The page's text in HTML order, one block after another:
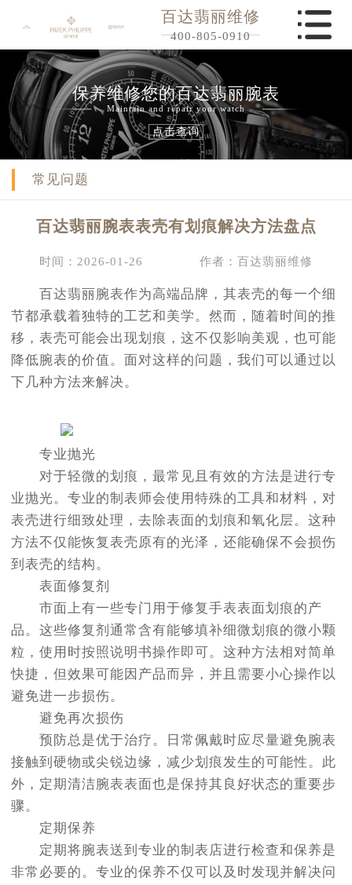
百达翡丽维修
400-805-0910
保养维修您的百达翡丽腕表
Maintain and repair your watch
点击查询
常见问题
百达翡丽腕表表壳有划痕解决方法盘点
时间：2026-01-26 作者：百达翡丽维修
百达翡丽腕表作为高端品牌，其表壳的每一个细
节都承载着独特的工艺和美学。然而，随着时间的推
移，表壳可能会出现划痕，这不仅影响美观，也可能
降低腕表的价值。面对这样的问题，我们可以通过以
下几种方法来解决。
专业抛光
对于轻微的划痕，最常见且有效的方法是进行专
业抛光。专业的制表师会使用特殊的工具和材料，对
表壳进行细致处理，去除表面的划痕和氧化层。这种
方法不仅能恢复表壳原有的光泽，还能确保不会损伤
到表壳的结构。
表面修复剂
市面上有一些专门用于修复手表表面划痕的产
品。这些修复剂通常含有能够填补细微划痕的微小颗
粒，使用时按照说明书操作即可。这种方法相对简单
快捷，但效果可能因产品而异，并且需要小心操作以
避免进一步损伤。
避免再次损伤
预防总是优于治疗。日常佩戴时应尽量避免腕表
接触到硬物或尖锐边缘，减少划痕发生的可能性。此
外，定期清洁腕表表面也是保持其良好状态的重要步
骤。
定期保养
定期将腕表送到专业的制表店进行检查和保养是
非常必要的。专业的保养不仅可以及时发现并解决问